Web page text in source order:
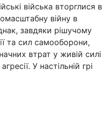
війська вторглися в
війну в
завдяки рішучому
та сил самооборони,
втрат у живій силі
У настільній грі